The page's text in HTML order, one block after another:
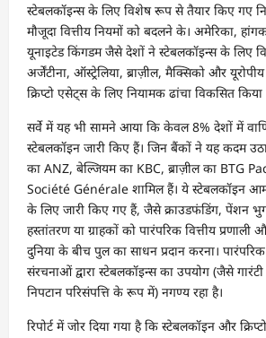
स्टेबलकॉइन्स के लिए विशेष रूप से तैयार किए गए
मौजूदा वित्तीय नियमों को बदलने के। अमेरिका,
यूनाइटेड किंगडम जैसे देशों ने स्टेबलकॉइन्स के लिए
अर्जेंटीना, ऑस्ट्रेलिया, ब्राज़ील, मैक्सिको और
क्रिप्टो एसेट्स के लिए नियामक ढांचा विकसित किया
सर्वे में यह भी सामने आया कि केवल 8% देशों में
स्टेबलकॉइन जारी किए हैं। जिन बैंकों ने यह कदम
का ANZ, बेल्जियम का KBC, ब्राज़ील का BTG
Société Générale शामिल हैं। ये स्टेबलकॉइन
के लिए जारी किए गए हैं, जैसे क्राउडफंडिंग, पेंशन
हस्तांतरण या ग्राहकों को पारंपरिक वित्तीय
दुनिया के बीच पुल का साधन प्रदान करना। पारंपरिक
संरचनाओं द्वारा स्टेबलकॉइन्स का उपयोग (जैसे
निपटान परिसंपत्ति के रूप में) नगण्य रहा है।
रिपोर्ट में जोर दिया गया है कि स्टेबलकॉइन और